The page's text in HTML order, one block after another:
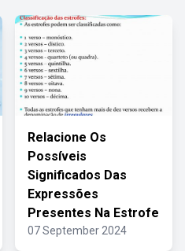
Relacione Os
Possíveis
Significados Das
Expressões
Presentes Na Estrofe
07 September 2024